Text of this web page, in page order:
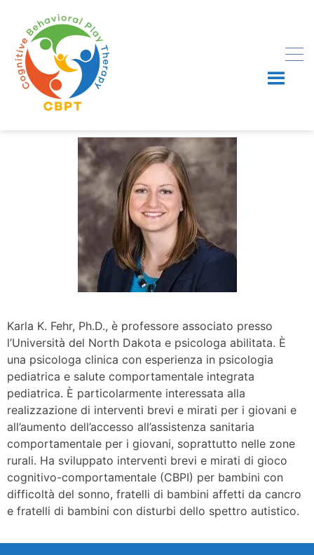
Karla K. Fehr, Ph.D., è professore associato presso
l’Università del North Dakota e psicologa abilitata. È
una psicologa clinica con esperienza in psicologia
pediatrica e salute comportamentale integrata
pediatrica. È particolarmente interessata alla
realizzazione di interventi brevi e mirati per i giovani e
all’aumento dell’accesso all’assistenza sanitaria
comportamentale per i giovani, soprattutto nelle zone
rurali. Ha sviluppato interventi brevi e mirati di gioco
cognitivo-comportamentale (CBPI) per bambini con
difficoltà del sonno, fratelli di bambini affetti da cancro
e fratelli di bambini con disturbi dello spettro autistico.